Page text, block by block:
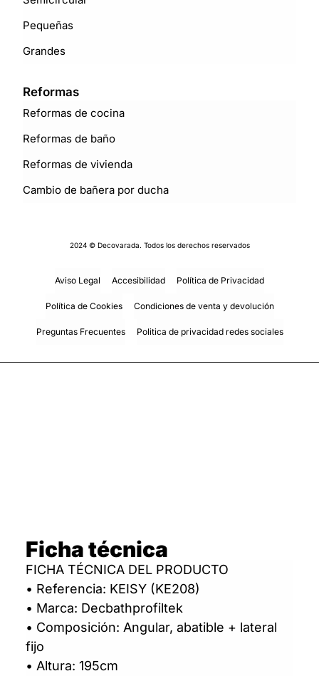
Pequeñas
Grandes
Reformas
Reformas de cocina
Reformas de baño
Reformas de vivienda
Cambio de bañera por ducha
Aviso Legal Accesibilidad Política de Privacidad
Política de Cookies Condiciones de venta y devolución
Preguntas Frecuentes Politica de privacidad redes sociales
2024 © Decovarada. Todos los derechos reservados
Ficha técnica
FICHA TÉCNICA DEL PRODUCTO
• Referencia: KEISY (KE208)
• Marca: Decbathprofiltek
• Composición: Angular, abatible + lateral
fijo
• Altura: 195cm